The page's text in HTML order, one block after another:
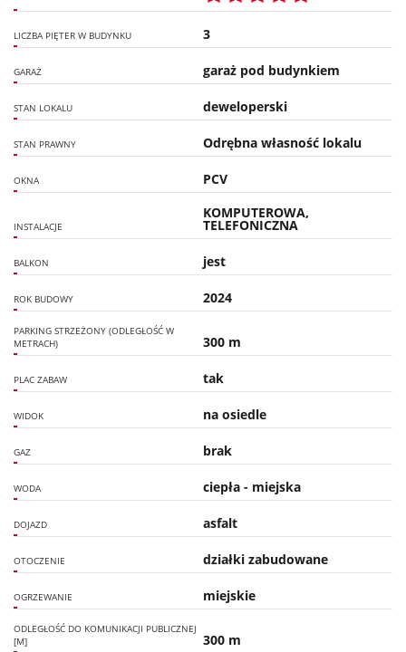
LICZBA PIĘTER W BUDYNKU 3
GARAŻ garaż pod budynkiem
STAN LOKALU deweloperski
STAN PRAWNY Odrębna własność lokalu
OKNA PCV
INSTALACJE
KOMPUTEROWA,
TELEFONICZNA
BALKON jest
ROK BUDOWY 2024
PARKING STRZEŻONY (ODLEGŁOŚĆ W
METRACH)
300 m
PLAC ZABAW tak
WIDOK na osiedle
GAZ brak
WODA ciepła - miejska
DOJAZD asfalt
OTOCZENIE działki zabudowane
OGRZEWANIE miejskie
ODLEGŁOŚĆ DO KOMUNIKACJI PUBLICZNEJ
[M]
300 m